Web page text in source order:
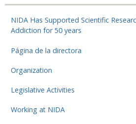
NIDA Has Supported Scientific
Addiction for 50 years
Página de la directora
Organization
Legislative Activities
Working at NIDA